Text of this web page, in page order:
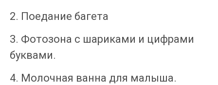
2. Поедание багета
3. Фотозона с шариками и цифрами
буквами.
4. Молочная ванна для малыша.